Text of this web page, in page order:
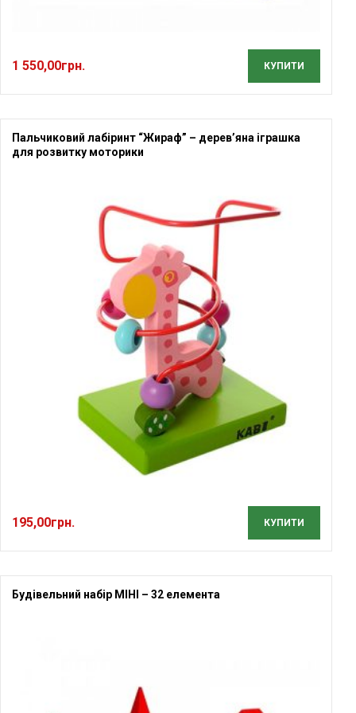
1 550,00грн. КУПИТИ
Пальчиковий лабіринт “Жираф” – дерев’яна іграшка
для розвитку моторики
195,00грн. КУПИТИ
Будівельний набір МІНІ – 32 елемента